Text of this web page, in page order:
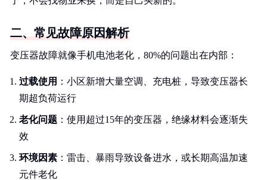
二、常见故障原因解析
变压器故障就像手机电池老化，80%的问题出在内部：
过载使用 ：小区新增大量空调、充电桩，导致变压器长
期超负荷运行
老化问题 ：使用超过15年的变压器，绝缘材料会逐渐失
效
环境因素 ：雷击、暴雨导致设备进水，或长期高温加速
元件老化